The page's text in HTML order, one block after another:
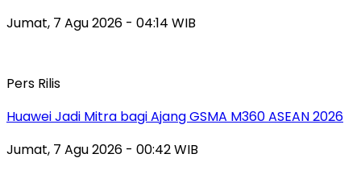
Jumat, 7 Agu 2026 - 04:14 WIB
Pers Rilis
Huawei Jadi Mitra bagi Ajang GSMA M360 ASEAN 2026
Jumat, 7 Agu 2026 - 00:42 WIB